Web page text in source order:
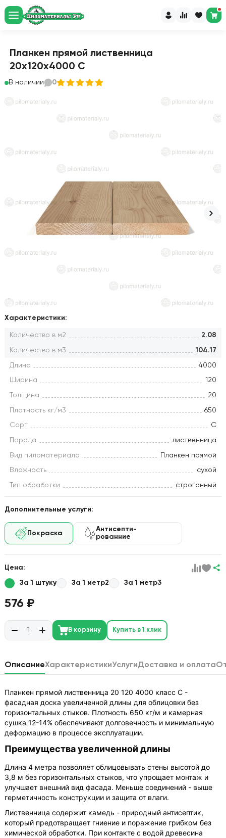
Планкен прямой лиственница
20х120х4000 С
В наличии 0
Характеристики:
Количество в м2 2.08
Количество в м3 104.17
Длина 4000
Ширина 120
Толщина 20
Плотность кг/м3 650
Сорт С
Порода лиственница
Вид пиломатериала Планкен прямой
Влажность сухой
Тип обработки строганный
Дополнительные услуги:
Покраска
Антисепти-
рованние
Цена:
За 1 штуку За 1 метр2 За 1 метр3
576 ₽
В корзину Купить в 1 клик
ОписаниеХарактеристикиУслугиДоставка и оплата
Планкен прямой лиственница 20 120 4000 класс С -
фасадная доска увеличенной длины для облицовки без
горизонтальных стыков. Плотность 650 кг/м и камерная
сушка 12-14% обеспечивают долговечность и минимальную
деформацию в процессе эксплуатации.
Преимущества увеличенной длины
Длина 4 метра позволяет облицовывать стены высотой до
3,8 м без горизонтальных стыков, что упрощает монтаж и
улучшает внешний вид фасада. Меньше соединений - выше
герметичность конструкции и защита от влаги.
Лиственница содержит камедь - природный антисептик,
который предотвращает гниение и поражение грибком без
химической обработки. При контакте с водой древесина